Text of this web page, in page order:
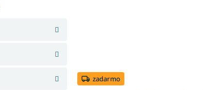
zadarmo